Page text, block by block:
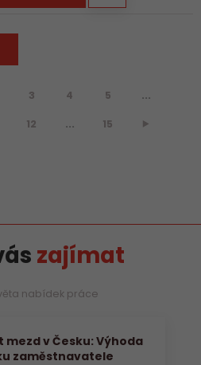
3 4 5 ...
12 ... 15 ⯈
zajímat
nabídek práce
v Česku: Výhoda
zaměstnavatele